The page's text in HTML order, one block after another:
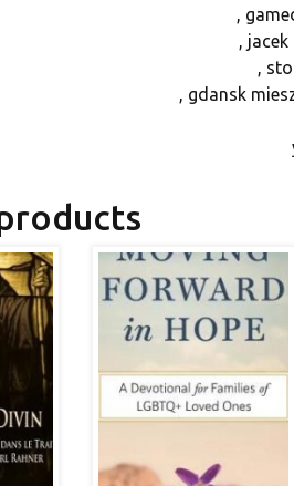
,
,
,
, gdansk